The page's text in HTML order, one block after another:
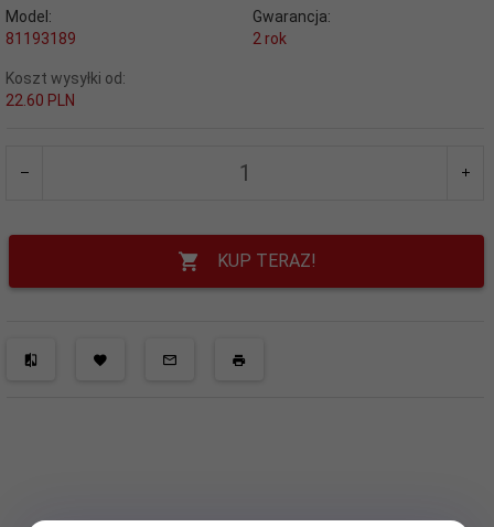
Model:
81193189
Gwarancja:
2 rok
Koszt wysyłki od:
22.60 PLN
KUP TERAZ!